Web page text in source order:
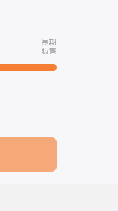
長期
販售